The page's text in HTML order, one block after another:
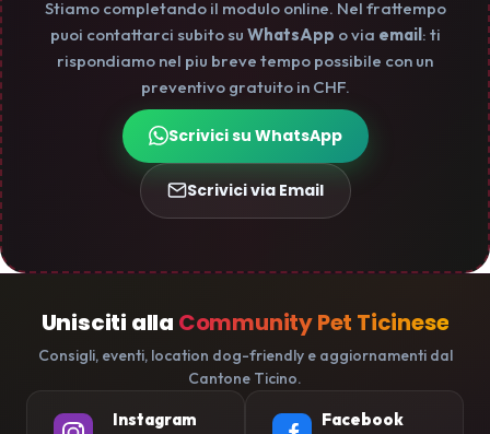
Stiamo completando il modulo online. Nel frattempo
puoi contattarci subito su WhatsApp o via email: ti
rispondiamo nel piu breve tempo possibile con un
preventivo gratuito in CHF.
Scrivici su WhatsApp
Scrivici via Email
Unisciti alla Community Pet Ticinese
Consigli, eventi, location dog-friendly e aggiornamenti dal
Cantone Ticino.
Instagram Facebook